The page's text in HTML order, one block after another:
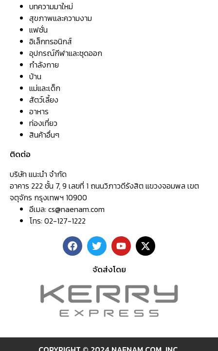
บทความมาใหม่
สุขภาพและความงาม
แฟชั่น
อิเล็กทรอนิกส์
อุปกรณ์กีฬาและชุดออก
กำลังกาย
บ้าน
แม่และเด็ก
สัตว์เลี้ยง
อาหาร
ท่องเที่ยว
สินค้าอื่นๆ
ติดต่อ
บริษัท แนะนำ จำกัด
อาคาร 222 ชั้น 7, 9 เลขที่ 1 ถนนวิภาวดีรังสิต แขวงจอมพล เขต
จตุจักร กรุงเทพฯ 10900
อีเมล: cs@naenam.com
โทร: 02-127-1222
จัดส่งโดย